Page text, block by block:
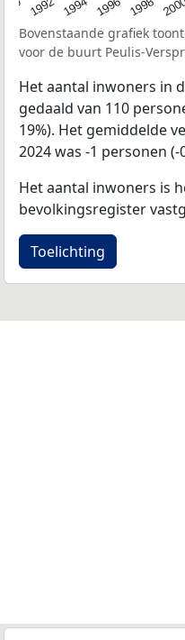
1992 1994 1996 1998
Bovenstaande grafiek
voor de buurt Peulis-
Het aantal inwoners in
gedaald van 110
19%). Het gemiddelde
2024 was -1 personen (-
Het aantal inwoners is
bevolkingsregister
Toelichting